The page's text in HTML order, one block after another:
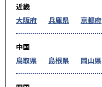
近畿
大阪府
兵庫県 京都府
中国
鳥取県
島根県 岡山県